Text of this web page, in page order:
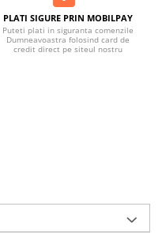
PLATI SIGURE PRIN MOBILPAY
Puteti plati in siguranta comenzile
Dumneavoastra folosind card de
credit direct pe siteul nostru